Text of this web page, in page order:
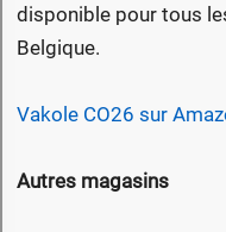
disponible pour tous
Belgique.
Vakole CO26 sur
Autres magasins